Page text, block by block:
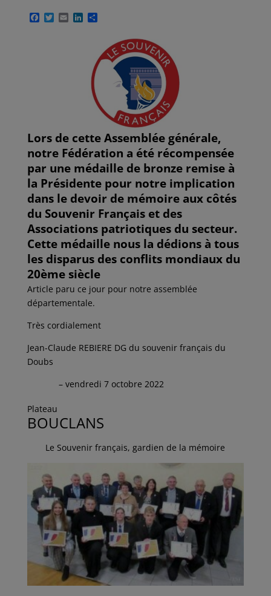
F T E L P
a
g
Lors de cette Assemblée générale,
notre Fédération a été récompensée
par une médaille de bronze remise à
la Présidente pour notre implication
dans le devoir de mémoire aux côtés
du Souvenir Français et des
Associations patriotiques du secteur.
Cette médaille nous la dédions à tous
les disparus des conflits mondiaux du
20ème siècle
Article paru ce jour pour notre assemblée
départementale.
Très cordialement
Jean-Claude REBIERE DG du souvenir français du
Doubs
– vendredi 7 octobre 2022
Plateau
BOUCLANS
Le Souvenir français, gardien de la mémoire